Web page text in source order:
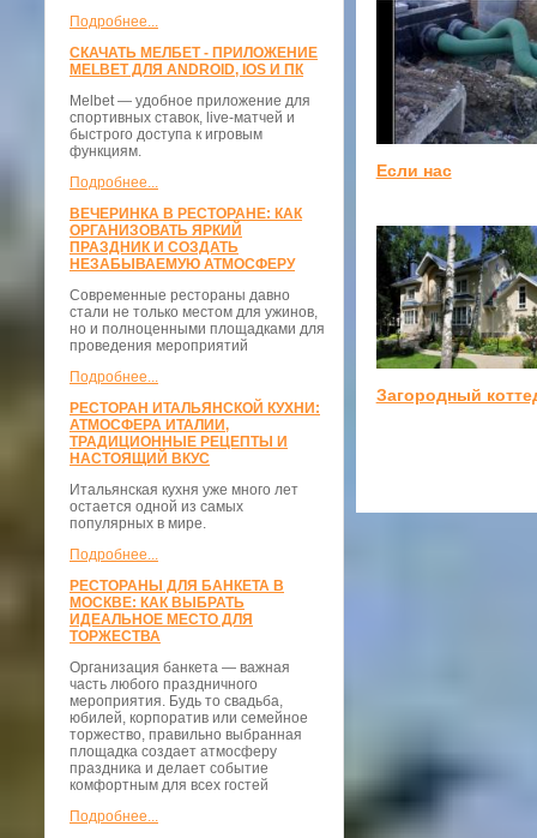
Подробнее...
СКАЧАТЬ МЕЛБЕТ - ПРИЛОЖЕНИЕ
MELBET ДЛЯ ANDROID, IOS И ПК
Melbet — удобное приложение для
спортивных ставок, live-матчей и
быстрого доступа к игровым
функциям.
Подробнее...
ВЕЧЕРИНКА В РЕСТОРАНЕ: КАК
ОРГАНИЗОВАТЬ ЯРКИЙ
ПРАЗДНИК И СОЗДАТЬ
НЕЗАБЫВАЕМУЮ АТМОСФЕРУ
Современные рестораны давно
стали не только местом для ужинов,
но и полноценными площадками для
проведения мероприятий
Подробнее...
РЕСТОРАН ИТАЛЬЯНСКОЙ КУХНИ:
АТМОСФЕРА ИТАЛИИ,
ТРАДИЦИОННЫЕ РЕЦЕПТЫ И
НАСТОЯЩИЙ ВКУС
Итальянская кухня уже много лет
остается одной из самых
популярных в мире.
Подробнее...
РЕСТОРАНЫ ДЛЯ БАНКЕТА В
МОСКВЕ: КАК ВЫБРАТЬ
ИДЕАЛЬНОЕ МЕСТО ДЛЯ
ТОРЖЕСТВА
Организация банкета — важная
часть любого праздничного
мероприятия. Будь то свадьба,
юбилей, корпоратив или семейное
торжество, правильно выбранная
площадка создает атмосферу
праздника и делает событие
комфортным для всех гостей
Подробнее...
Если нас
Загородный